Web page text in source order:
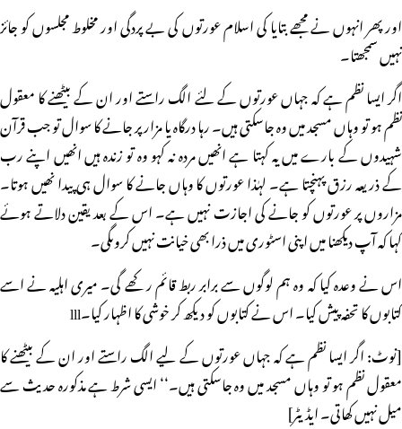
اور پھر انہوں نے مجھے بتایا کی اسلام عورتوں کی بے پردگی اور مخلوط مجلسوں کو جائز
نہیں سمجھتا۔
اگر ایسا نظم ہے کہ جہاں عورتوں کے لئے الگ راستے اور ان کے بیٹھنے کا معقول
نظم ہو تو وہاں مسجد میں وہ جاسکتی ہیں۔ رہا درگاہ یا مزار پر جانے کا سوال تو جب قرآن
شہیدوں کے بارے میں یہ کہتا ہے انھیں مردہ نہ کہو وہ تو زندہ ہیں انھیں اپنے رب
کے ذریعہ رزق پہنچتا ہے۔ لہٰذا عورتوں کا وہاں جانے کا سوال ہی پیدا نھیں ہوتا۔
مزاروں پر عورتوں کو جانے کی اجازت نہیں ہے۔ اس کے بعد یقین دلاتے ہوئے
کہا کہ آپ دیکھنا میں اپنی اسٹوری میں ذرا بھی خیانت نہیں کروںگی۔
اس نے وعدہ کیا کہ وہ ہم لوگوں سے برابر ربط قائم رکھے گی۔ میری اہلیہ نے اسے
کتابوں کا تحفہ پیش کیا۔ اس نے کتابوں کو دیکھ کر خوشی کا اظہار کیا۔lll
[نوٹ: اگر ایسا نظم ہے کہ جہاں عورتوں کے لیے الگ راستے اور ان کے بیٹھنے کا
معقول نظم ہو تو وہاں مسجد میں وہ جاسکتی ہیں۔‘‘ ایسی شرط ہے مذکورہ حدیث سے
میل نہیں کھاتی۔ ایڈیٹر]